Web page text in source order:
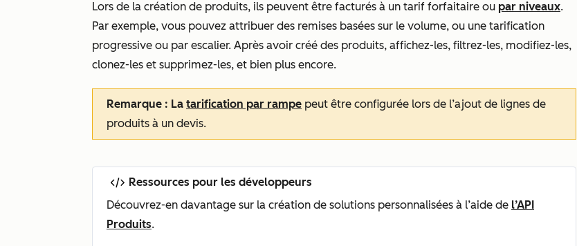
Lors de la création de produits, ils peuvent être facturés à un tarif forfaitaire ou par niveaux.
Par exemple, vous pouvez attribuer des remises basées sur le volume, ou une tarification
progressive ou par escalier. Après avoir créé des produits, affichez-les, filtrez-les, modifiez-les,
clonez-les et supprimez-les, et bien plus encore.
Remarque : La tarification par rampe peut être configurée lors de l’ajout de lignes de
produits à un devis.
Ressources pour les développeurs
Découvrez-en davantage sur la création de solutions personnalisées à l’aide de l’API
Produits.